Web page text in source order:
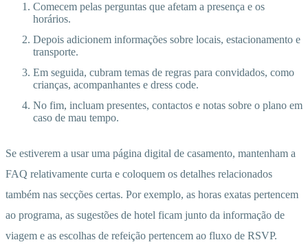
Comecem pelas perguntas que afetam a presença e os
horários.
Depois adicionem informações sobre locais, estacionamento e
transporte.
Em seguida, cubram temas de regras para convidados, como
crianças, acompanhantes e dress code.
No fim, incluam presentes, contactos e notas sobre o plano em
caso de mau tempo.
Se estiverem a usar uma página digital de casamento, mantenham a
FAQ relativamente curta e coloquem os detalhes relacionados
também nas secções certas. Por exemplo, as horas exatas pertencem
ao programa, as sugestões de hotel ficam junto da informação de
viagem e as escolhas de refeição pertencem ao fluxo de RSVP.